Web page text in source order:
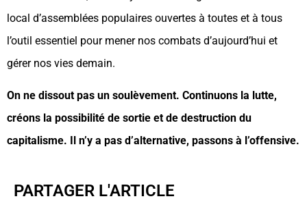
local d’assemblées populaires ouvertes à toutes et à tous
l’outil essentiel pour mener nos combats d’aujourd’hui et
gérer nos vies demain.
On ne dissout pas un soulèvement. Continuons la lutte,
créons la possibilité de sortie et de destruction du
capitalisme. Il n’y a pas d’alternative, passons à l’offensive.
PARTAGER L'ARTICLE